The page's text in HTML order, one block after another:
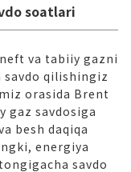
ajoyib
taklif
soatlari
va tabiiy gazni
savdo qilishingiz
orasida Brent
gaz savdosiga
besh daqiqa
energiya
savdo